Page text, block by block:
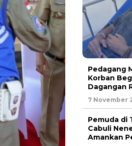
Pedagang
Korban
Dagangan
7 November
Pemuda di
Cabuli
Amankan